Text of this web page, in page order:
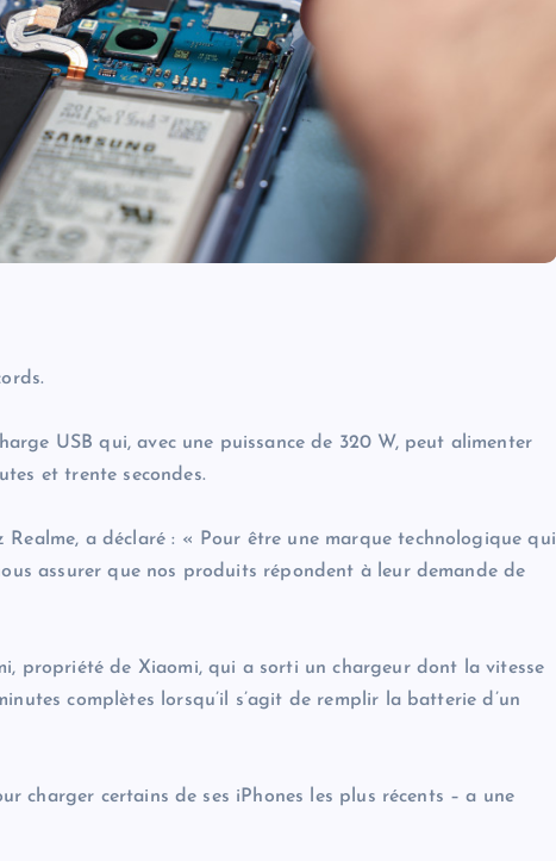
USB qui, avec une puissance de 320 W, peut alimenter
et trente secondes.
a déclaré : « Pour être une marque technologique qui
assurer que nos produits répondent à leur demande de
propriété de Xiaomi, qui a sorti un chargeur dont la vitesse
complètes lorsqu’il s’agit de remplir la batterie d’un
charger certains de ses iPhones les plus récents – a une